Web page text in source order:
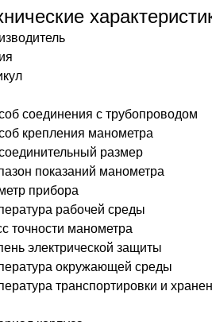
соединения с трубопроводом
крепления манометра
размер
показаний манометра
прибора
рабочей среды
точности манометра
электрической защиты
окружающей среды
транспортировки и